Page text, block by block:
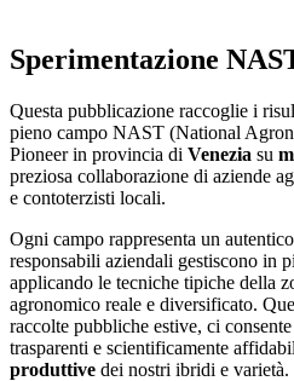
Sperimentazione
Questa pubblicazione raccoglie i
pieno campo NAST (National
Pioneer in provincia di Venezia su
preziosa collaborazione di aziende
e contoterzisti locali.
Ogni campo rappresenta un
responsabili aziendali gestiscono in
applicando le tecniche tipiche della
agronomico reale e diversificato.
raccolte pubbliche estive, ci
trasparenti e scientificamente
produttive dei nostri ibridi e varietà.